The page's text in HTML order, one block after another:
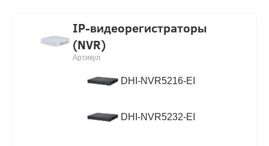
IP-видеорегистраторы
(NVR)
Артикул
DHI-NVR5216-EI
DHI-NVR5232-EI